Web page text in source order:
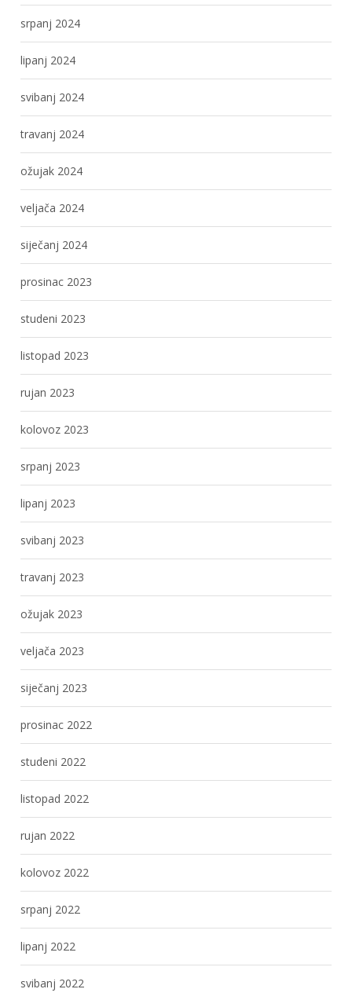
srpanj 2024
lipanj 2024
svibanj 2024
travanj 2024
ožujak 2024
veljača 2024
siječanj 2024
prosinac 2023
studeni 2023
listopad 2023
rujan 2023
kolovoz 2023
srpanj 2023
lipanj 2023
svibanj 2023
travanj 2023
ožujak 2023
veljača 2023
siječanj 2023
prosinac 2022
studeni 2022
listopad 2022
rujan 2022
kolovoz 2022
srpanj 2022
lipanj 2022
svibanj 2022